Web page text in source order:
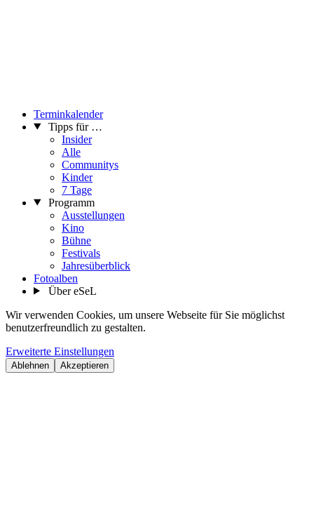
Terminkalender
Tipps für …
Insider
Alle
Communitys
Kinder
7 Tage
Programm
Ausstellungen
Kino
Bühne
Festivals
Jahresüberblick
Fotoalben
Über eSeL
Wir verwenden Cookies, um unsere Webseite für Sie möglichst
benutzerfreundlich zu gestalten.
Erweiterte Einstellungen
Ablehnen Akzeptieren